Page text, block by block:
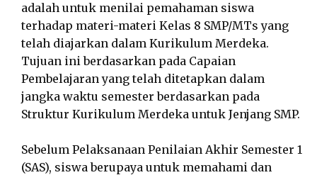
adalah untuk menilai pemahaman siswa
terhadap materi-materi Kelas 8 SMP/MTs yang
telah diajarkan dalam Kurikulum Merdeka.
Tujuan ini berdasarkan pada Capaian
Pembelajaran yang telah ditetapkan dalam
jangka waktu semester berdasarkan pada
Struktur Kurikulum Merdeka untuk Jenjang SMP.
Sebelum Pelaksanaan Penilaian Akhir Semester 1
(SAS), siswa berupaya untuk memahami dan